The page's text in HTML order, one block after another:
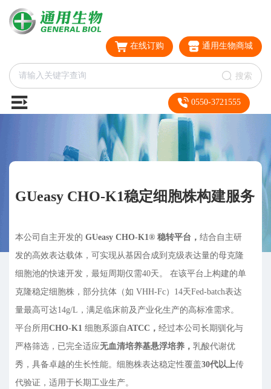
在线订购 通用生物商城
搜索
0550-3721555
GUeasy CHO-K1稳定细胞株构建服务
本公司自主开发的 GUeasy CHO-K1® 稳转平台， 结合自主研
发的高效表达载体，可实现从基因合成到克级表达量的母克隆
细胞池的快速开发，最短周期仅需40天。 在该平台上构建的单
克隆稳定细胞株，部分抗体（如 VHH-Fc）14天Fed-batch表达
量最高可达14g/L，满足临床前及产业化生产的高标准需求。
平台所用CHO-K1 细胞系源自ATCC， 经过本公司长期驯化与
严格筛选，已完全适应无血清培养基悬浮培养， 乳酸代谢优
秀，具备卓越的生长性能。细胞株表达稳定性覆盖30代以上传
代验证，适用于长期工业生产。